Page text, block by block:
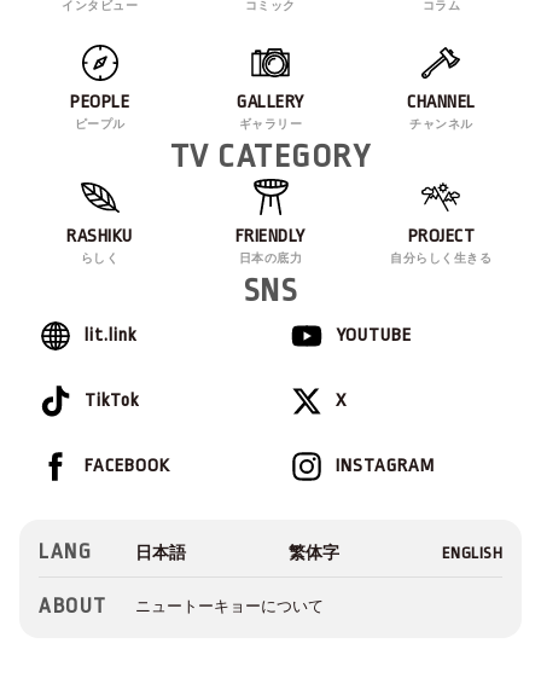
インタビュー コミック コラム
PEOPLE
ピープル
GALLERY
ギャラリー
CHANNEL
チャンネル
TV CATEGORY
RASHIKU
らしく
FRIENDLY
日本の底力
PROJECT
自分らしく生きる
SNS
lit.link YOUTUBE
TikTok X
INSTAGRAM
FACEBOOK
LANG
ABOUT ニュートーキョーについて